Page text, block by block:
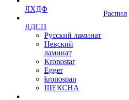
ЛХДФ
ЛДСП
Русский ламинат
Невский
ламинат
Kronostar
Egger
kronospan
ШЕКСНА
Распил